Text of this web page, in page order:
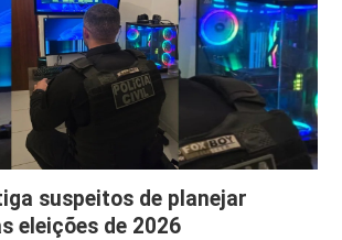
suspeitos de planejar
eleições de 2026